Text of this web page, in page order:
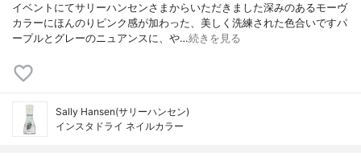
イベントにてサリーハンセンさまからいただきました深みのあるモーヴ
カラーにほんのりピンク感が加わった、美しく洗練された色合いですパ
ープルとグレーのニュアンスに、や…続きを見る
Sally Hansen(サリーハンセン)
インスタドライ ネイルカラー